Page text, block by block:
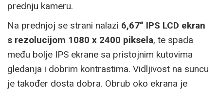
prednju kameru.
Na prednjoj se strani nalazi 6,67“ IPS LCD ekran
s rezolucijom 1080 x 2400 piksela, te spada
među bolje IPS ekrane sa pristojnim kutovima
gledanja i dobrim kontrastima. Vidljivost na suncu
je također dosta dobra. Obrub oko ekrana je